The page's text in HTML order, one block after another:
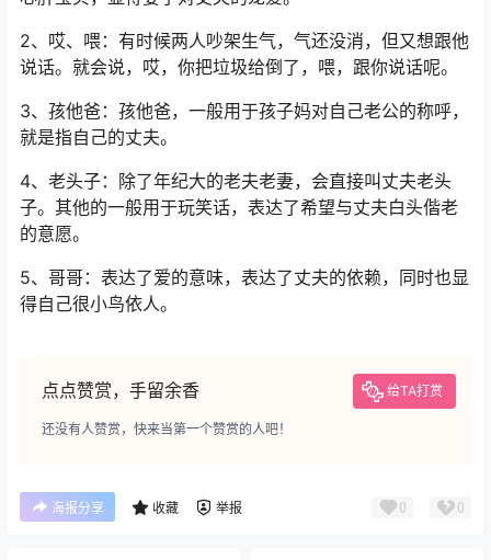
2、哎、喂：有时候两人吵架生气，气还没消，但又想跟他
说话。就会说，哎，你把垃圾给倒了，喂，跟你说话呢。
3、孩他爸：孩他爸，一般用于孩子妈对自己老公的称呼，
就是指自己的丈夫。
4、老头子：除了年纪大的老夫老妻，会直接叫丈夫老头
子。其他的一般用于玩笑话，表达了希望与丈夫白头偕老
的意愿。
5、哥哥：表达了爱的意味，表达了丈夫的依赖，同时也显
得自己很小鸟依人。
点点赞赏，手留余香 给TA打赏
还没有人赞赏，快来当第一个赞赏的人吧！
海报分享 收藏 举报 0 0